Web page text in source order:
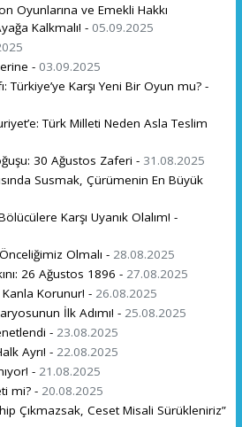
Oyunlarına ve Emekli Hakkı
Kalkmalı! - 05.09.2025
- 03.09.2025
Türkiye’ye Karşı Yeni Bir Oyun mu? -
Türk Milleti Neden Asla Teslim
30 Ağustos Zaferi - 31.08.2025
Susmak, Çürümenin En Büyük
Karşı Uyanık Olalım! -
Olmalı - 28.08.2025
26 Ağustos 1896 - 27.08.2025
Kanla Korunur! - 26.08.2025
İlk Adımı! - 25.08.2025
- 23.08.2025
Ayrı! - 22.08.2025
- 21.08.2025
mi? - 20.08.2025
Çıkmazsak, Ceset Misali Sürükleniriz”